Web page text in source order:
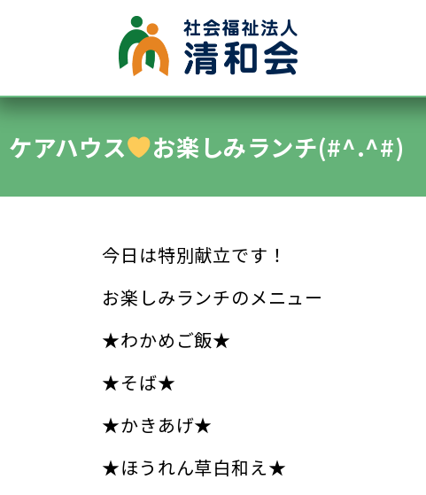
●グループホーム
●施設内保育所
●特別養護老人ホーム清水ヶ丘
ケアハウス お楽しみランチ(#^.^#)
今日は特別献立です！
お楽しみランチのメニュー
★わかめご飯★
★そば★
★かきあげ★
★ほうれん草白和え★